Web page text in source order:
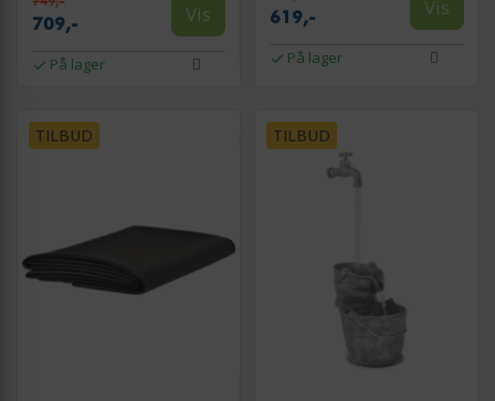
709,- Vis
På lager
619,- Vis
På lager
TILBUD TILBUD